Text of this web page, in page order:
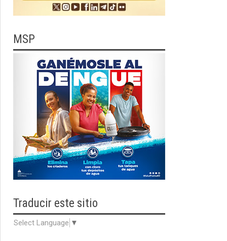
MSP
Traducir este sitio
Select Language ▼